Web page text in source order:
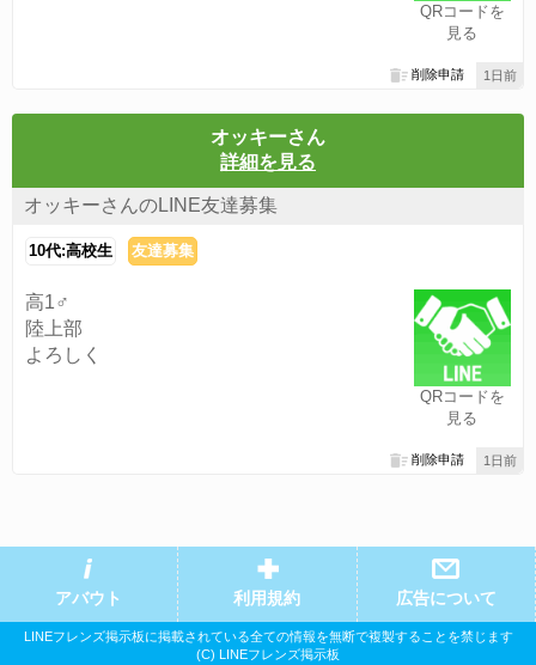
QRコードを
見る
1日前
削除申請
オッキーさん
詳細を見る
オッキーさんのLINE友達募集
10代:高校生 友達募集
QRコードを
見る
高1♂
陸上部
よろしく
1日前
削除申請
アバウト 利用規約 広告について
LINEフレンズ掲示板に掲載されている全ての情報を無断で複製することを禁じます
(C) LINEフレンズ掲示板